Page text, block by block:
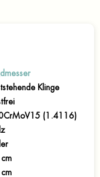
Klinge
(1.4116)